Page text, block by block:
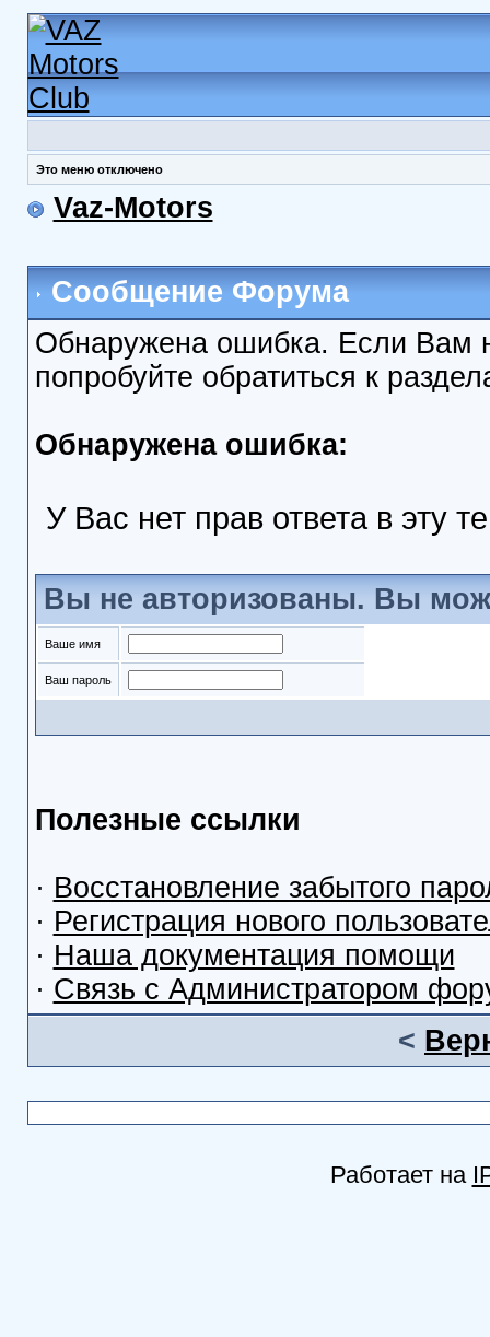
Это меню отключено
Vaz-Motors
Сообщение Форума
Обнаружена ошибка. Если Вам
попробуйте обратиться к
Обнаружена ошибка:
У Вас нет прав ответа в эту
Вы не авторизованы. Вы
Ваше имя
Ваш пароль
Полезные ссылки
· Восстановление забытого
· Регистрация нового
· Наша документация помощи
· Связь с Администратором
<
Работает на